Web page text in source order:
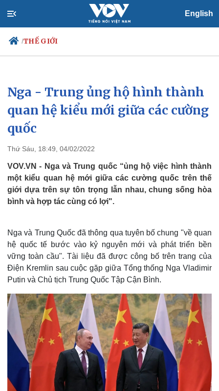
English
/THẾ GIỚI
Chính trị
Tổ chức nhân sự
Quốc hội
Nhận diện sự thật
Xã hội
Tin 24h
Dự báo thời tiết
Nga - Trung ủng hộ hình thành
quan hệ kiểu mới giữa các cường
quốc
Thứ Sáu, 18:49, 04/02/2022
VOV.VN - Nga và Trung quốc “ủng hộ việc hình thành
một kiểu quan hệ mới giữa các cường quốc trên thế
giới dựa trên sự tôn trọng lẫn nhau, chung sống hòa
bình và hợp tác cùng có lợi".
Nga và Trung Quốc đã thông qua tuyên bố chung "về quan
hệ quốc tế bước vào kỷ nguyên mới và phát triển bền
vững toàn cầu". Tài liệu đã được công bố trên trang của
Điện Kremlin sau cuộc gặp giữa Tổng thống Nga Vladimir
Putin và Chủ tịch Trung Quốc Tập Cận Bình.